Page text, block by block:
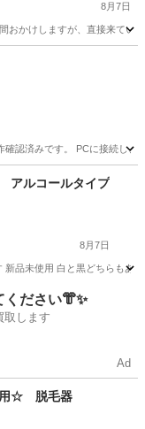
8月7日
おかけしますが、直接来て
認済みです。 PCに接続し
アルコールタイプ
8月7日
品未使用 白と黒どちらも
ディスペンサー
ください👘✨
取します
Ad
用☆ 脱毛器